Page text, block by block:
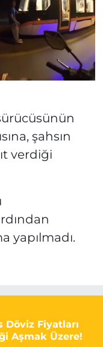
şahsın
verdiği
yapılmadı.
Döviz Fiyatları
Aşmak Üzere!